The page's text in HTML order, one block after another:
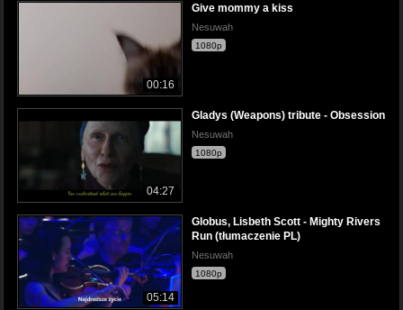
00:16
Give mommy a kiss
Nesuwah
1080p
04:27
Gladys (Weapons) tribute - Obsession
Nesuwah
1080p
05:14
Globus, Lisbeth Scott - Mighty Rivers
Run (tłumaczenie PL)
Nesuwah
1080p